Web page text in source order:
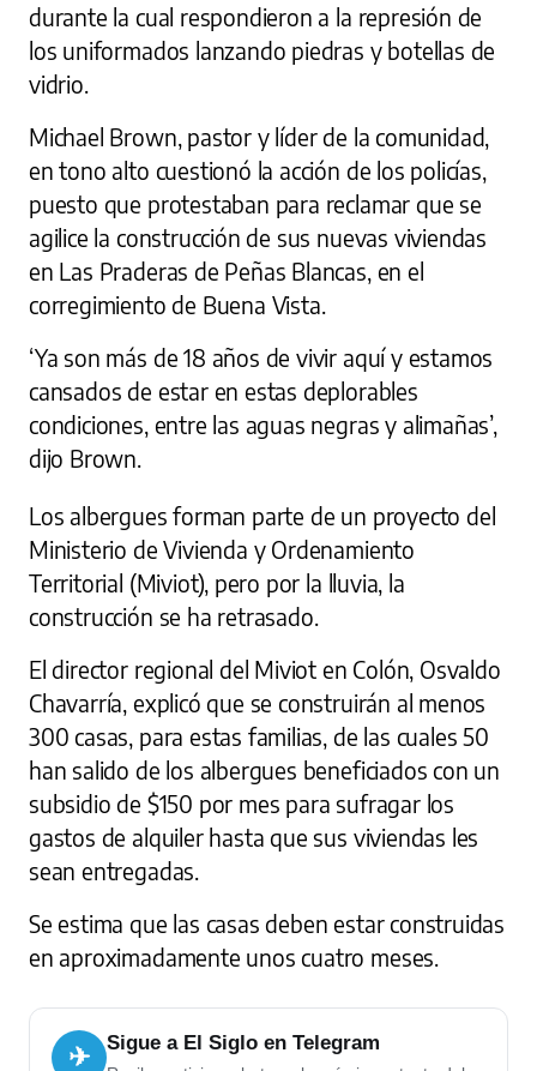
durante la cual respondieron a la represión de
los uniformados lanzando piedras y botellas de
vidrio.
Michael Brown, pastor y líder de la comunidad,
en tono alto cuestionó la acción de los policías,
puesto que protestaban para reclamar que se
agilice la construcción de sus nuevas viviendas
en Las Praderas de Peñas Blancas, en el
corregimiento de Buena Vista.
‘Ya son más de 18 años de vivir aquí y estamos
cansados de estar en estas deplorables
condiciones, entre las aguas negras y alimañas’,
dijo Brown.
Los albergues forman parte de un proyecto del
Ministerio de Vivienda y Ordenamiento
Territorial (Miviot), pero por la lluvia, la
construcción se ha retrasado.
El director regional del Miviot en Colón, Osvaldo
Chavarría, explicó que se construirán al menos
300 casas, para estas familias, de las cuales 50
han salido de los albergues beneficiados con un
subsidio de $150 por mes para sufragar los
gastos de alquiler hasta que sus viviendas les
sean entregadas.
Se estima que las casas deben estar construidas
en aproximadamente unos cuatro meses.
✈ Sigue a El Siglo en Telegram